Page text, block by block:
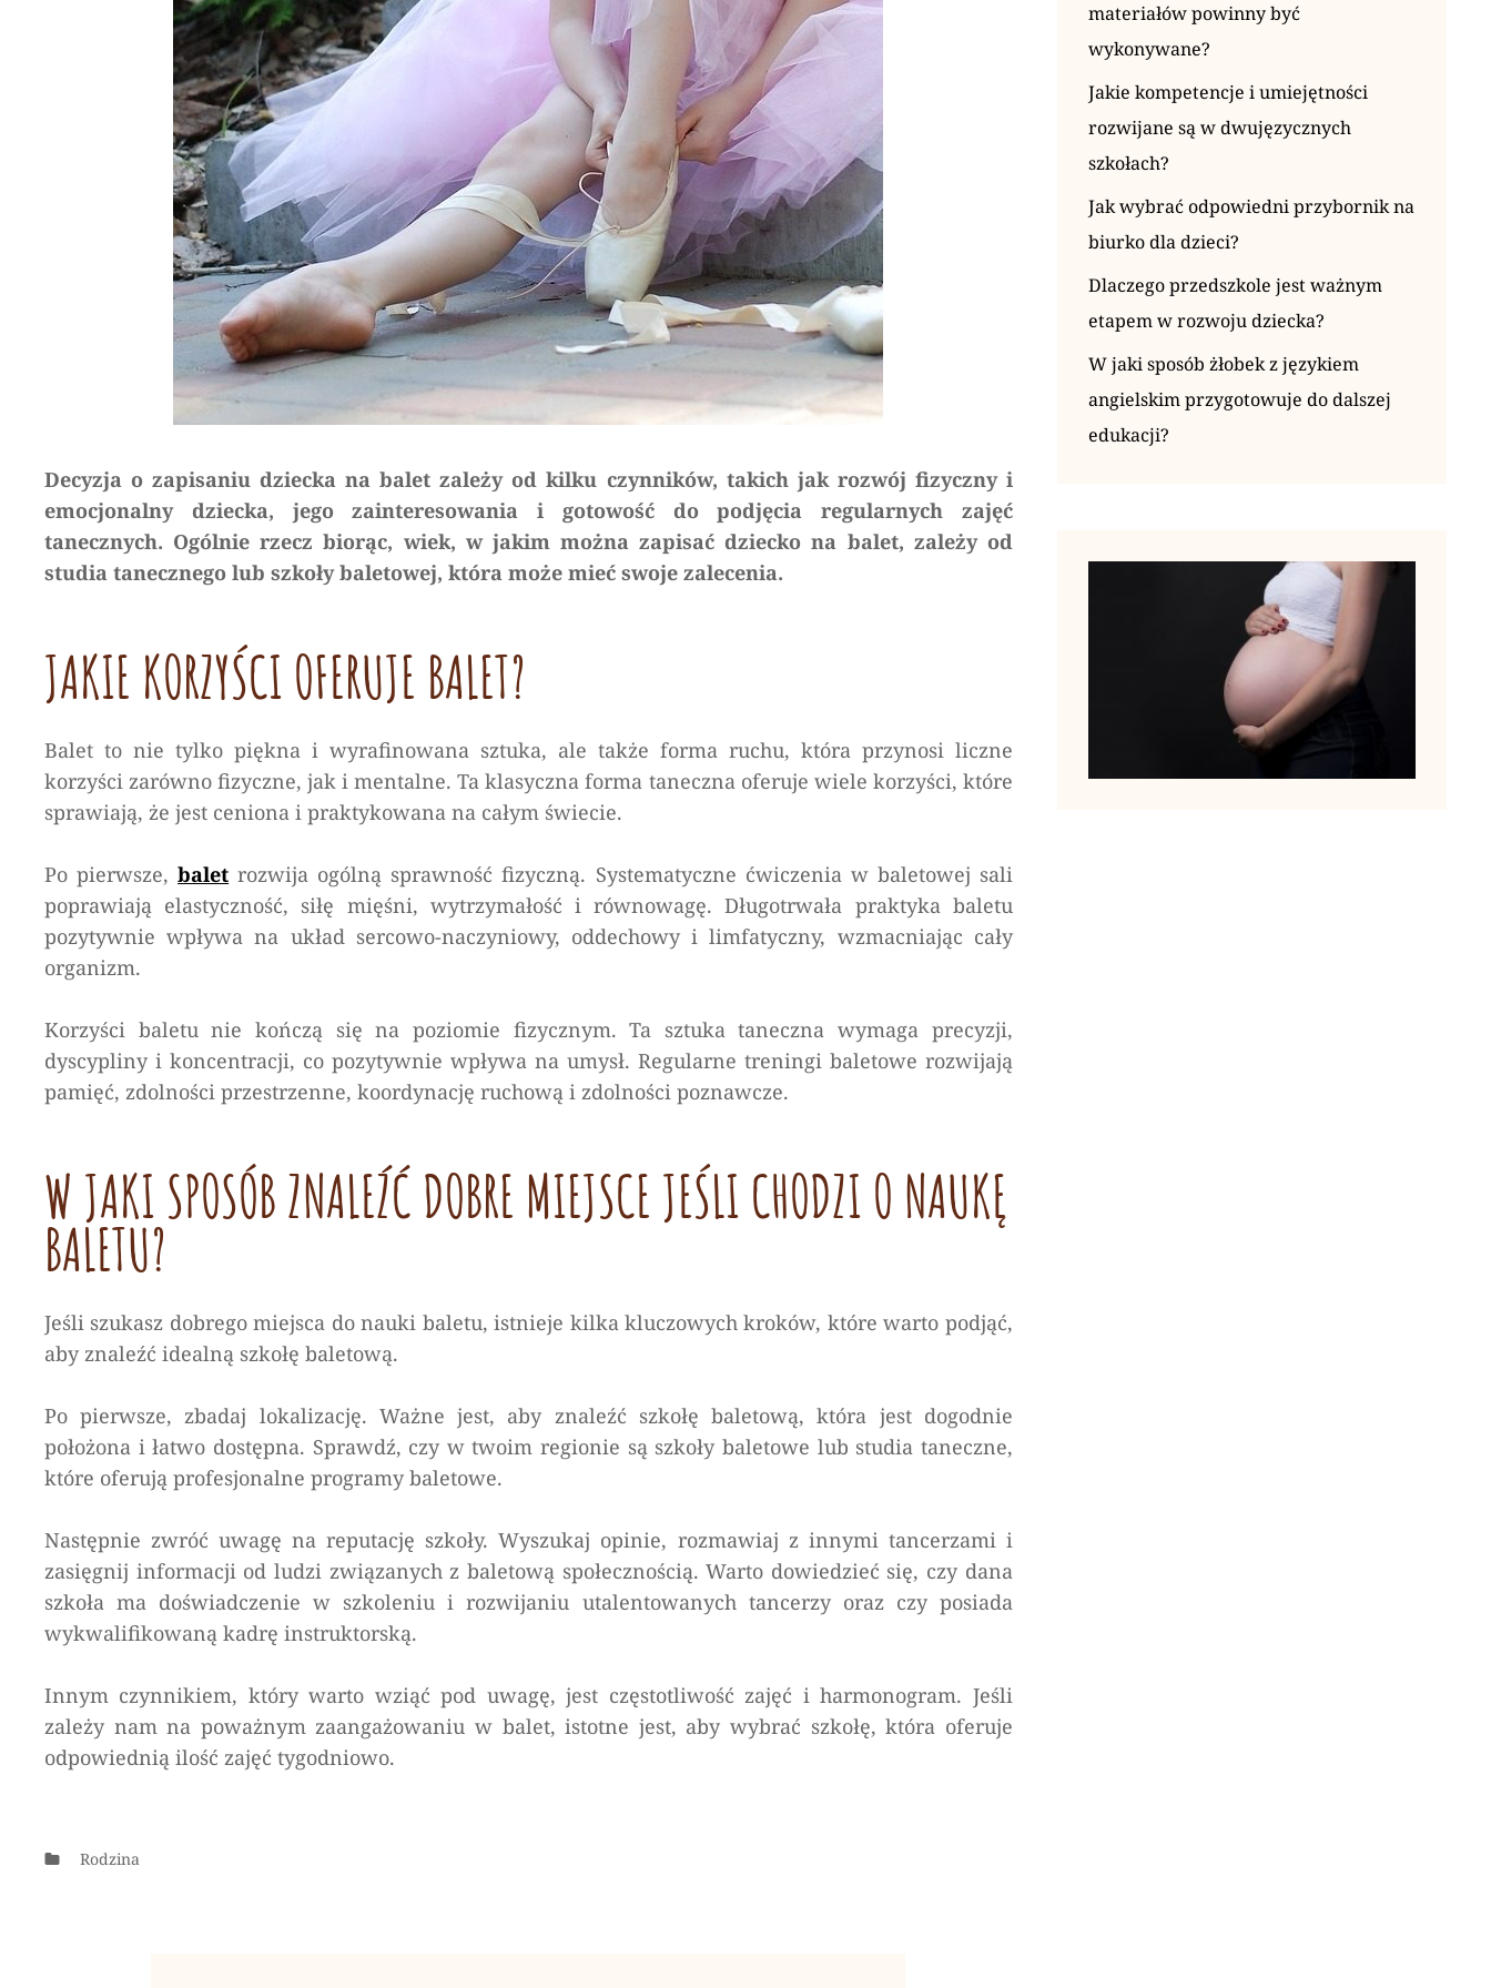
Decyzja o zapisaniu dziecka na balet zależy od kilku czynników, takich jak rozwój fizyczny i
emocjonalny dziecka, jego zainteresowania i gotowość do podjęcia regularnych zajęć
tanecznych. Ogólnie rzecz biorąc, wiek, w jakim można zapisać dziecko na balet, zależy od
studia tanecznego lub szkoły baletowej, która może mieć swoje zalecenia.
JAKIE KORZYŚCI OFERUJE BALET?
Balet to nie tylko piękna i wyrafinowana sztuka, ale także forma ruchu, która przynosi liczne
korzyści zarówno fizyczne, jak i mentalne. Ta klasyczna forma taneczna oferuje wiele korzyści, które
sprawiają, że jest ceniona i praktykowana na całym świecie.
Po pierwsze,balet rozwija ogólną sprawność fizyczną. Systematyczne ćwiczenia w baletowej sali
poprawiają elastyczność, siłę mięśni, wytrzymałość i równowagę. Długotrwała praktyka baletu
pozytywnie wpływa na układ sercowo-naczyniowy, oddechowy i limfatyczny, wzmacniając cały
organizm.
Korzyści baletu nie kończą się na poziomie fizycznym. Ta sztuka taneczna wymaga precyzji,
dyscypliny i koncentracji, co pozytywnie wpływa na umysł. Regularne treningi baletowe rozwijają
pamięć, zdolności przestrzenne, koordynację ruchową i zdolności poznawcze.
W JAKI SPOSÓB ZNALEŹĆ DOBRE MIEJSCE JEŚLI CHODZI O NAUKĘ
BALETU?
Jeśli szukasz dobrego miejsca do nauki baletu, istnieje kilka kluczowych kroków, które warto podjąć,
aby znaleźć idealną szkołę baletową.
Po pierwsze, zbadaj lokalizację. Ważne jest, aby znaleźć szkołę baletową, która jest dogodnie
położona i łatwo dostępna. Sprawdź, czy w twoim regionie są szkoły baletowe lub studia taneczne,
które oferują profesjonalne programy baletowe.
Następnie zwróć uwagę na reputację szkoły. Wyszukaj opinie, rozmawiaj z innymi tancerzami i
zasięgnij informacji od ludzi związanych z baletową społecznością. Warto dowiedzieć się, czy dana
szkoła ma doświadczenie w szkoleniu i rozwijaniu utalentowanych tancerzy oraz czy posiada
wykwalifikowaną kadrę instruktorską.
Innym czynnikiem, który warto wziąć pod uwagę, jest częstotliwość zajęć i harmonogram. Jeśli
zależy nam na poważnym zaangażowaniu w balet, istotne jest, aby wybrać szkołę, która oferuje
odpowiednią ilość zajęć tygodniowo.
Categories
Rodzina
materiałów powinny być
wykonywane?
Jakie kompetencje i umiejętności
rozwijane są w dwujęzycznych
szkołach?
Jak wybrać odpowiedni przybornik na
biurko dla dzieci?
Dlaczego przedszkole jest ważnym
etapem w rozwoju dziecka?
W jaki sposób żłobek z językiem
angielskim przygotowuje do dalszej
edukacji?